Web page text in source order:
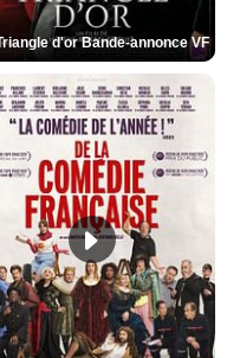
d'or Bande-annonce VF